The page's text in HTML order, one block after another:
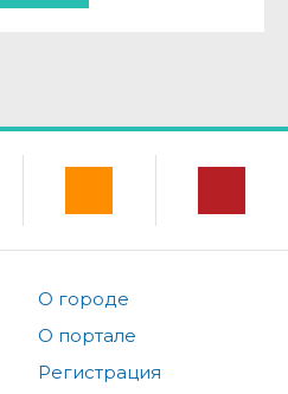
О городе
О портале
Регистрация